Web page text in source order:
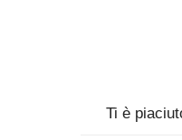
Ti è